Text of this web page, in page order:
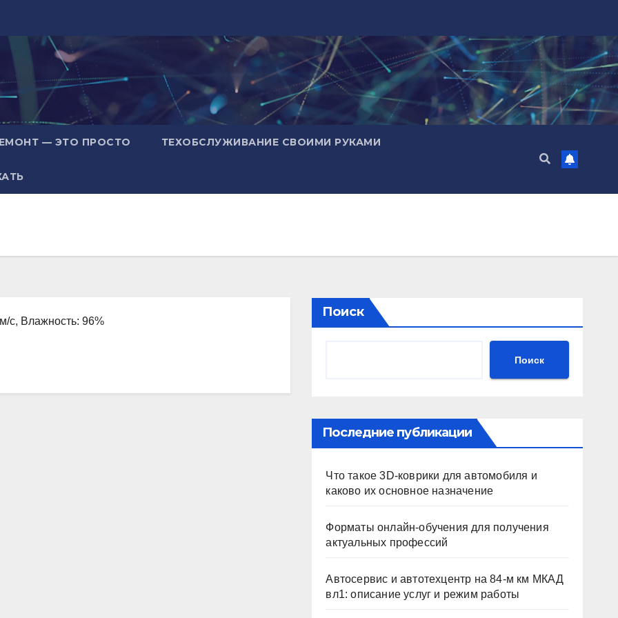
— ЭТО ПРОСТО ТЕХОБСЛУЖИВАНИЕ СВОИМИ РУКАМИ
с, Влажность: 96%
Поиск
Поиск
Последние публикации
Что такое 3D-коврики для автомобиля и
каково их основное назначение
Форматы онлайн-обучения для получения
актуальных профессий
Автосервис и автотехцентр на 84-м км МКАД
вл1: описание услуг и режим работы